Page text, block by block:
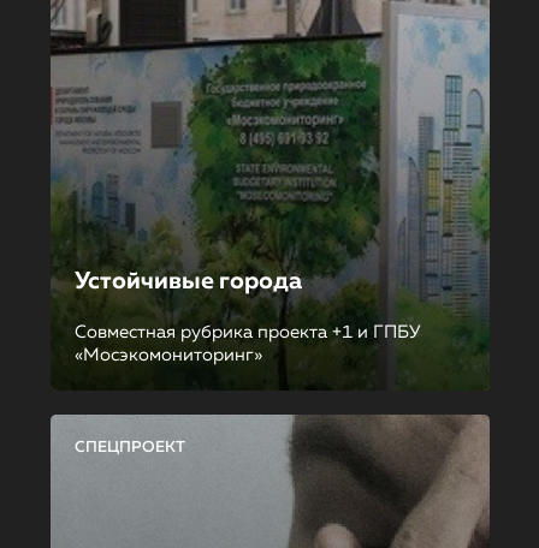
Устойчивые города
Совместная рубрика проекта +1 и ГПБУ
«Мосэкомониторинг»
СПЕЦПРОЕКТ